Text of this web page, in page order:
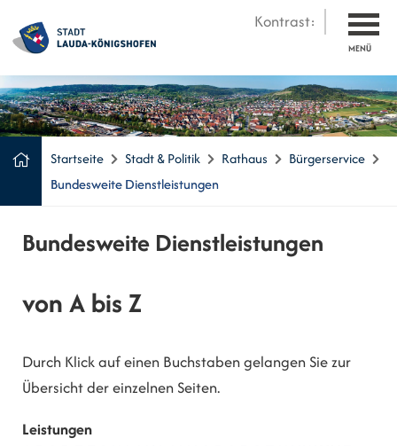
Kontrast:
MENÜ
Startseite Stadt & Politik Rathaus
Bürgerservice
Bundesweite Dienstleistungen
Bundesweite Dienstleistungen
von A bis Z
Durch Klick auf einen Buchstaben gelangen Sie zur
Übersicht der einzelnen Seiten.
Leistungen